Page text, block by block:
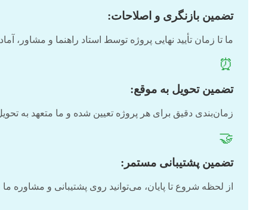
تضمین بازنگری و اصلاحات:
ما تا زمان تأیید نهایی پروژه توسط استاد راهنما و
⏰
تضمین تحویل به موقع:
زمان‌بندی دقیق برای هر پروژه تعیین شده و ما متعهد به
🤝
تضمین پشتیبانی مستمر:
از لحظه شروع تا پایان، می‌توانید روی پشتیبانی و